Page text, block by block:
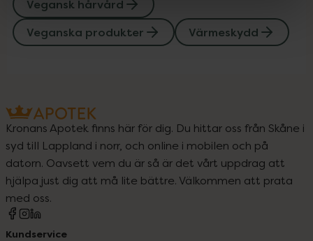
Vegansk hårvård
Veganska produkter
Värmeskydd
Kronans Apotek finns här för dig. Du hittar oss från Skåne i
syd till Lappland i norr, och online i mobilen och på
datorn. Oavsett vem du är så är det vårt uppdrag att
hjälpa just dig att må lite bättre. Välkommen att prata
med oss.
Kundservice